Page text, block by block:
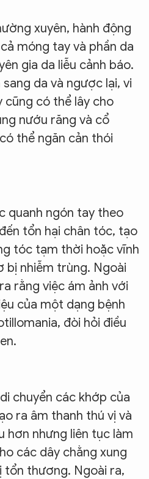
xuyên, hành động
móng tay và phần da
gia da liễu cảnh báo.
da và ngược lại, vi
cũng có thể lây cho
nướu răng và cổ
thể ngăn cản thói
quanh ngón tay theo
tổn hại chân tóc, tạo
tóc tạm thời hoặc vĩnh
bị nhiễm trùng. Ngoài
rằng việc ám ảnh với
của một dạng bệnh
đòi hỏi điều
chuyển các khớp của
ra âm thanh thú vị và
hơn nhưng liên tục làm
các dây chằng xung
tổn thương. Ngoài ra,